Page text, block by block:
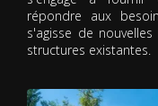
répondre aux
s'agisse de
structures existantes.